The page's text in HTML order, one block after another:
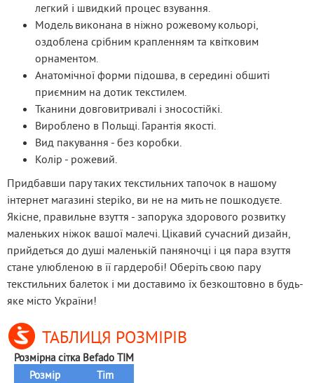
легкий і швидкий процес взування.
Модель виконана в ніжно рожевому кольорі,
оздоблена срібним крапленням та квітковим
орнаментом.
Анатомічної форми підошва, в середині обшиті
приємним на дотик текстилем.
Тканини довговитривалі і зносостійкі.
Вироблено в Польщі. Гарантія якості.
Вид пакування - без коробки.
Колір - рожевий.
Придбавши пару таких текстильних тапочок в нашому
інтернет магазині stepiko, ви не на мить не пошкодуєте.
Якісне, правильне взуття - запорука здорового розвитку
маленьких ніжок вашої малечі. Цікавий сучасний дизайн,
прийдеться до душі маленькій паняночці і ця пара взуття
стане улюбленою в її гардеробі! Оберіть свою пару
текстильних балеток і ми доставимо їх безкоштовно в будь-
яке місто України!
ТАБЛИЦЯ РОЗМІРІВ
Розмірна сітка Befado TIM
Розмір
Tim